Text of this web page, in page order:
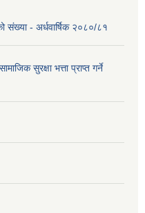
संख्या - अर्धवार्षिक २०८०/८१
सुरक्षा भत्ता प्राप्त गर्ने